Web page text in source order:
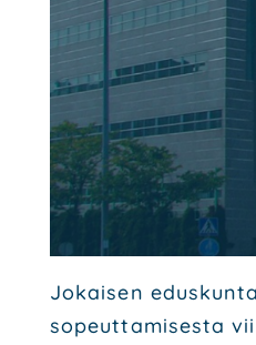
Jokai­sen
sopeut­ta­mi­ses­ta